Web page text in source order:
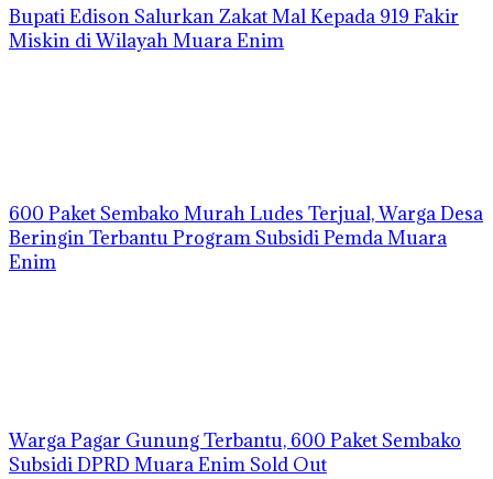
Bupati Edison Salurkan Zakat Mal Kepada 919 Fakir
Miskin di Wilayah Muara Enim
600 Paket Sembako Murah Ludes Terjual, Warga Desa
Beringin Terbantu Program Subsidi Pemda Muara
Enim
Warga Pagar Gunung Terbantu, 600 Paket Sembako
Subsidi DPRD Muara Enim Sold Out